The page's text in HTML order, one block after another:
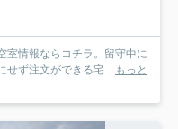
室情報ならコチラ。留守中に
せず注文ができる宅... もっと